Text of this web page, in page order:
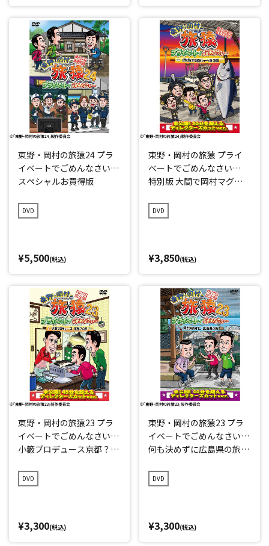
東野・岡村の旅猿24 プラ
イベートでごめんなさい…
スペシャルお買得版
DVD
¥5,500(税込)
東野・岡村の旅猿 プライ
ベートでごめんなさい…
特別版 大間で岡村マグロ
DVD
¥3,850(税込)
東野・岡村の旅猿23 プラ
イベートでごめんなさい…
小籔プロデュース京都？の
DVD
¥3,300(税込)
東野・岡村の旅猿23 プラ
イベートでごめんなさい…
何も決めずに広島県の旅
DVD
¥3,300(税込)